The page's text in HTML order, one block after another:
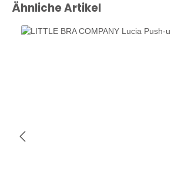
Produktgalerie überspringen
Ähnliche Artikel